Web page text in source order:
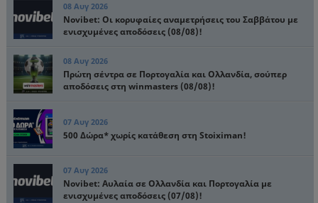
08 Αυγ 2026
Novibet: Oι κορυφαίες αναμετρήσεις του Σαββάτου με
ενισχυμένες αποδόσεις (08/08)!
08 Αυγ 2026
Πρώτη σέντρα σε Πορτογαλία και Ολλανδία, σούπερ
αποδόσεις στη winmasters (08/08)!
07 Αυγ 2026
500 Δώρα* χωρίς κατάθεση στη Stoiximan!
07 Αυγ 2026
Novibet: Αυλαία σε Ολλανδία και Πορτογαλία με
ενισχυμένες αποδόσεις (07/08)!